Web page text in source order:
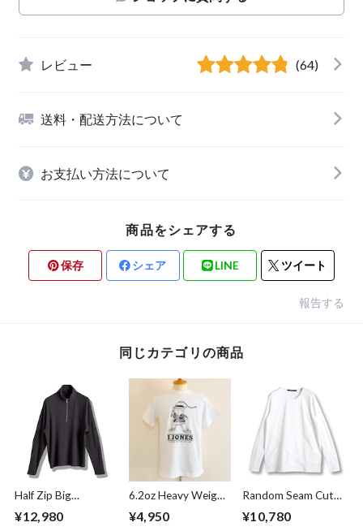
レビュー (64)
送料・配送方法について
お支払い方法について
商品をシェアする
保存 シェア LINE ツイート
報告する
同じカテゴリの商品
Half Zip Big
Pullover Gray
¥12,980
6.2oz Heavy Weight
T-shirts FRP-0038
¥4,950
Random Seam Cut
Off Crew Neck L/S
T-shirts White
¥10,780